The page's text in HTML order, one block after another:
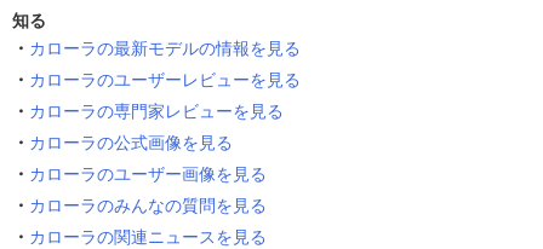
知る
カローラの最新モデルの情報を見る
カローラのユーザーレビューを見る
カローラの専門家レビューを見る
カローラの公式画像を見る
カローラのユーザー画像を見る
カローラのみんなの質問を見る
カローラの関連ニュースを見る